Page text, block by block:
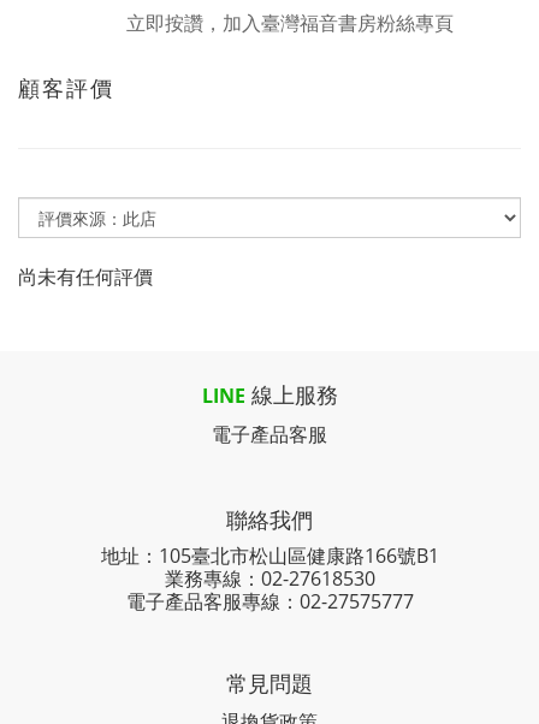
立即按讚，加入臺灣福音書房粉絲專頁
顧客評價
尚未有任何評價
LINE 線上服務
電子產品客服
聯絡我們
地址：105臺北市松山區健康路166號B1
業務專線： 02-27618530
電子產品客服專線：02-27575777
常見問題